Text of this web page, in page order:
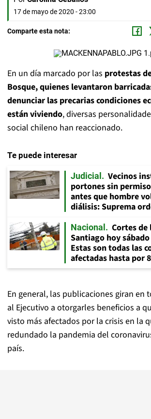
17 de mayo de 2020 - 23:00
Comparte esta nota:
En un día marcado por las protestas
Bosque, quienes levantaron
denunciar las precarias condiciones
están viviendo, diversas
social chileno han reaccionado.
Te puede interesar
Judicial
Vecinos
portones sin
antes que hombre
diálisis: Suprema
Nacional
Cortes de
Santiago hoy
Estas son todas las
afectadas hasta por
En general, las publicaciones giran en
al Ejecutivo a otorgarles beneficios a
visto más afectados por la crisis en la
redundado la pandemia del
país.